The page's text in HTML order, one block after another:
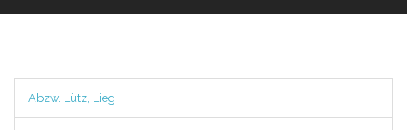
Abzw. Lütz, Lieg